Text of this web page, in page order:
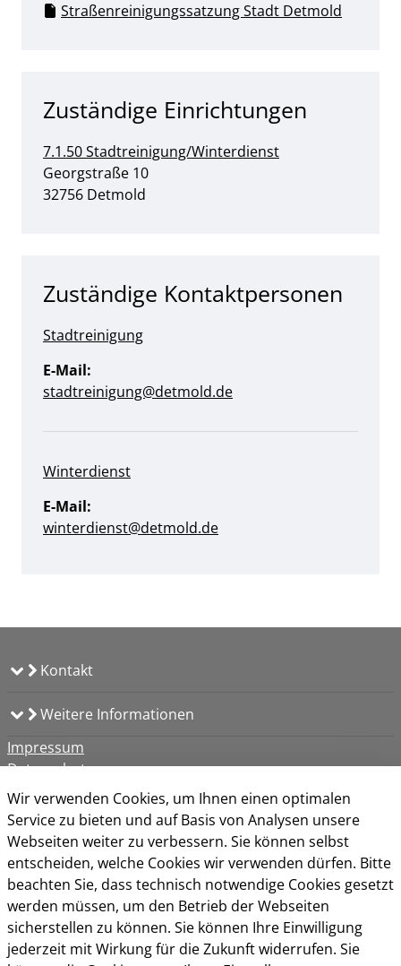
Straßenreinigungssatzung Stadt Detmold
Zuständige Einrichtungen
7.1.50 Stadtreinigung/Winterdienst
Straße:
Georgstraße Hausnummer:
10
PLZ:
32756 Ort:
Detmold
Zuständige Kontaktpersonen
Stadtreinigung
E-Mail:
stadtreinigung@detmold.de
Winterdienst
E-Mail:
winterdienst@detmold.de
Kontakt
Weitere Informationen
Impressum
Datenschutz
Kontakt
Barrierefreiheit
Nutzungsbedingungen
Cookie-Richtlinie
Wir verwenden Cookies, um Ihnen einen optimalen
Service zu bieten und auf Basis von Analysen unsere
Webseiten weiter zu verbessern. Sie können selbst
entscheiden, welche Cookies wir verwenden dürfen. Bitte
beachten Sie, dass technisch notwendige Cookies gesetzt
werden müssen, um den Betrieb der Webseiten
sicherstellen zu können. Sie können Ihre Einwilligung
jederzeit mit Wirkung für die Zukunft widerrufen. Sie